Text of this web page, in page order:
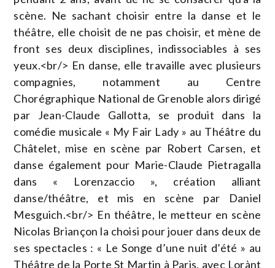
scène. Ne sachant choisir entre la danse et le
théâtre, elle choisit de ne pas choisir, et mène de
front ses deux disciplines, indissociables à ses
yeux.<br/> En danse, elle travaille avec plusieurs
compagnies, notamment au Centre
Chorégraphique National de Grenoble alors dirigé
par Jean-Claude Gallotta, se produit dans la
comédie musicale « My Fair Lady » au Théâtre du
Châtelet, mise en scène par Robert Carsen, et
danse également pour Marie-Claude Pietragalla
dans « Lorenzaccio », création alliant
danse/théâtre, et mis en scène par Daniel
Mesguich.<br/> En théâtre, le metteur en scène
Nicolas Briançon la choisi pour jouer dans deux de
ses spectacles : « Le Songe d’une nuit d’été » au
Théâtre de la Porte St Martin à Paris, avec Lorànt